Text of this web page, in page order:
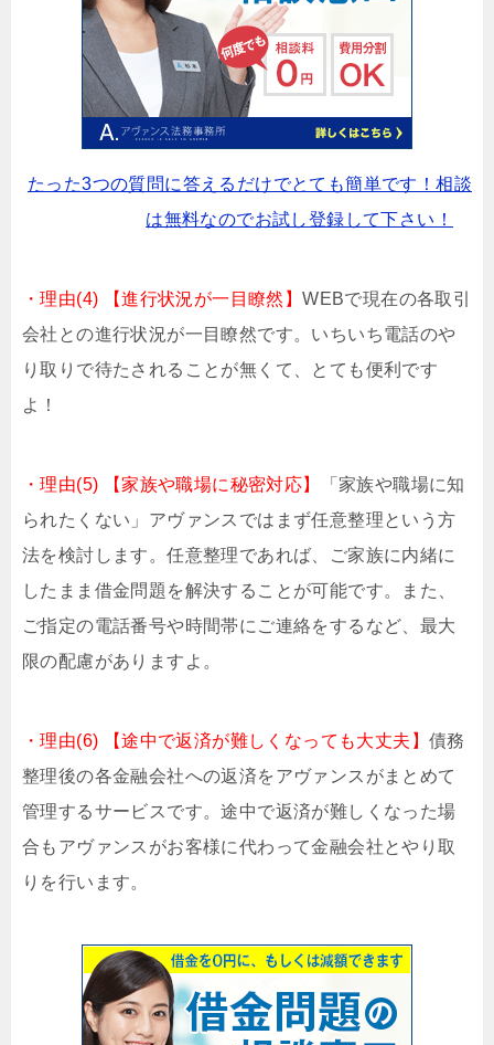
たった3つの質問に答えるだけでとても簡単です！相談
は無料なのでお試し登録して下さい！
・理由(4) 【進行状況が一目瞭然】WEBで現在の各取引
会社との進行状況が一目瞭然です。いちいち電話のや
り取りで待たされることが無くて、とても便利です
よ！
・理由(5) 【家族や職場に秘密対応】
「家族や職場に知
られたくない」アヴァンスではまず任意整理という方
法を検討します。任意整理であれば、ご家族に内緒に
したまま借金問題を解決することが可能です。また、
ご指定の電話番号や時間帯にご連絡をするなど、最大
限の配慮がありますよ。
・理由(6) 【途中で返済が難しくなっても大丈夫】 債務
整理後の各金融会社への返済をアヴァンスがまとめて
管理するサービスです。途中で返済が難しくなった場
合もアヴァンスがお客様に代わって金融会社とやり取
りを行います。